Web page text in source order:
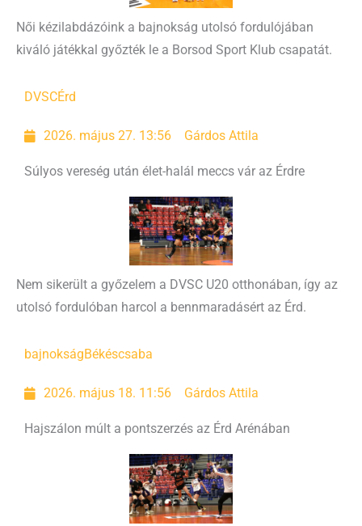
Női kézilabdázóink a bajnokság utolsó fordulójában
kiváló játékkal győzték le a Borsod Sport Klub csapatát.
DVSCÉrd
2026. május 27. 13:56 Gárdos Attila
Súlyos vereség után élet-halál meccs vár az Érdre
Nem sikerült a győzelem a DVSC U20 otthonában, így az
utolsó fordulóban harcol a bennmaradásért az Érd.
bajnokságBékéscsaba
2026. május 18. 11:56 Gárdos Attila
Hajszálon múlt a pontszerzés az Érd Arénában